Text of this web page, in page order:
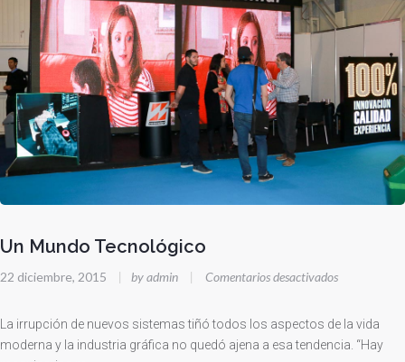
Un Mundo Tecnológico
22 diciembre, 2015 | by admin | Comentarios desactivadosen
Mundo
Tecnológico
La irrupción de nuevos sistemas tiñó todos los aspectos de la vida
moderna y la industria gráfica no quedó ajena a esa tendencia. “Hay